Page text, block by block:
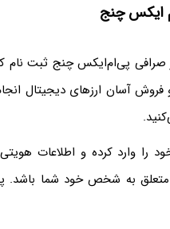
ایکس چنج
صرافی پی‌ام‌ایکس چنج ثبت
آسان ارزهای دیجیتال
را وارد کرده و اطلاعات
به شخص خود شما باشد.